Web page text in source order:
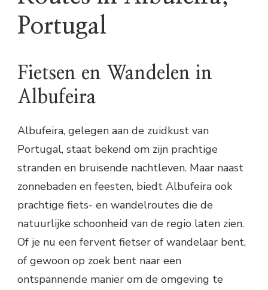
Portugal
Fietsen en Wandelen in
Albufeira
Albufeira, gelegen aan de zuidkust van
Portugal, staat bekend om zijn prachtige
stranden en bruisende nachtleven. Maar naast
zonnebaden en feesten, biedt Albufeira ook
prachtige fiets- en wandelroutes die de
natuurlijke schoonheid van de regio laten zien.
Of je nu een fervent fietser of wandelaar bent,
of gewoon op zoek bent naar een
ontspannende manier om de omgeving te